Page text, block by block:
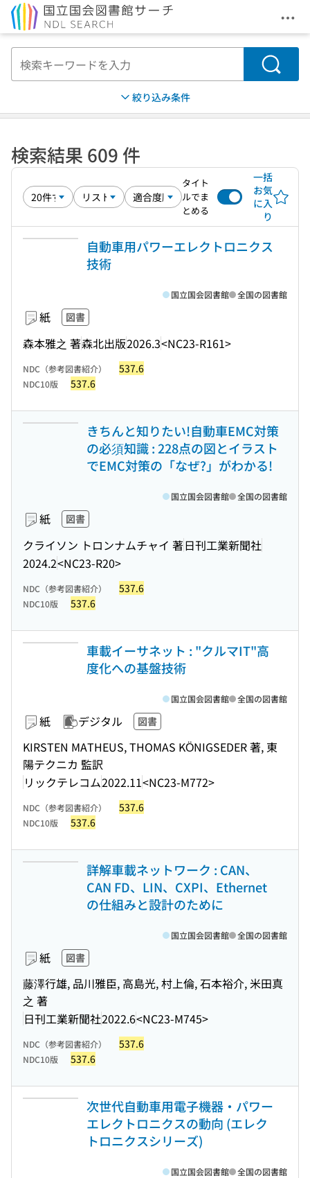
メ
検索
絞り込み条件
検索結果 609 件
タイト
ルでま
とめる
一括
お気
に入
り
自動車用パワーエレクトロニクス
技術
紙 図書
森本雅之 著森北出版2026.3<NC23-R161>
国立国会図書館 全国の図書館
NDC（参考図書紹介） 537.6
NDC10版 537.6
きちんと知りたい!自動車EMC対策
の必須知識 : 228点の図とイラスト
でEMC対策の「なぜ?」がわかる!
紙 図書
クライソン トロンナムチャイ 著日刊工業新聞社
2024.2<NC23-R20>
国立国会図書館 全国の図書館
NDC（参考図書紹介） 537.6
NDC10版 537.6
車載イーサネット : "クルマIT"高
度化への基盤技術
紙 デジタル 図書
KIRSTEN MATHEUS, THOMAS KÖNIGSEDER 著, 東
陽テクニカ 監訳
リックテレコム2022.11<NC23-M772>
国立国会図書館 全国の図書館
NDC（参考図書紹介） 537.6
NDC10版 537.6
詳解車載ネットワーク : CAN、
CAN FD、LIN、CXPI、Ethernet
の仕組みと設計のために
紙 図書
藤澤行雄, 品川雅臣, 高島光, 村上倫, 石本裕介, 米田真
之 著
日刊工業新聞社2022.6<NC23-M745>
国立国会図書館 全国の図書館
NDC（参考図書紹介） 537.6
NDC10版 537.6
次世代自動車用電子機器・パワー
エレクトロニクスの動向 (エレク
トロニクスシリーズ)
国立国会図書館 全国の図書館